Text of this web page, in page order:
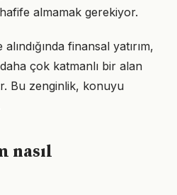
almamak gerekiyor.
finansal yatırım,
çok katmanlı bir alan
Bu zenginlik, konuyu
nasıl